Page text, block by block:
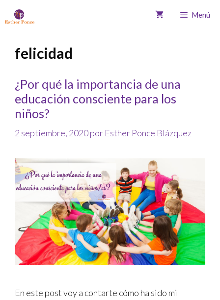
Menú
felicidad
¿Por qué la importancia de una
educación consciente para los
niños?
2 septiembre, 2020por Esther Ponce Blázquez
En este post voy a contarte cómo ha sido mi